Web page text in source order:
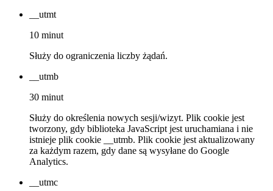
__utmt
10 minut
Służy do ograniczenia liczby żądań.
__utmb
30 minut
Służy do określenia nowych sesji/wizyt. Plik cookie jest
tworzony, gdy biblioteka JavaScript jest uruchamiana i nie
istnieje plik cookie __utmb. Plik cookie jest aktualizowany
za każdym razem, gdy dane są wysyłane do Google
Analytics.
__utmc